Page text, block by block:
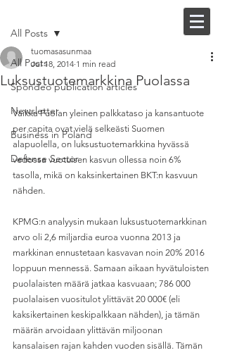
All Posts
Spondeo publication articles
Newsletter
Business in Poland
Defense Sector
All Posts
Luksustuotemarkkina Puolassa
tuomasasunmaa
Jul 18, 2014 1 min read
Vaikka Puolan yleinen palkkataso ja kansantuote
per capita ovat vielä selkeästi Suomen
alapuolella, on luksustuotemarkkina hyvässä
vedossa vuotuisen kasvun ollessa noin 6%
tasolla, mikä on kaksinkertainen BKT:n kasvuun
nähden.
KPMG:n analyysin mukaan luksustuotemarkkinan
arvo oli 2,6 miljardia euroa vuonna 2013 ja
markkinan ennustetaan kasvavan noin 20% 2016
loppuun mennessä. Samaan aikaan hyvätuloisten
puolalaisten määrä jatkaa kasvuaan; 786 000
puolalaisen vuositulot ylittävät 20 000€ (eli
kaksikertainen keskipalkkaan nähden), ja tämän
määrän arvoidaan ylittävän miljoonan
kansalaisen rajan kahden vuoden sisällä. Tämän